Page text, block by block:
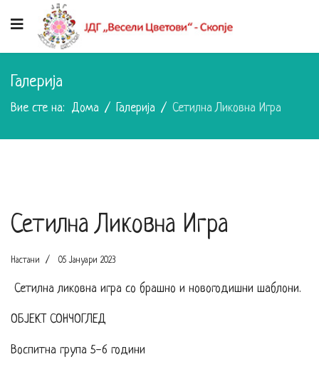
Галерија
Вие сте на: Дома Галерија Сетилна Ликовна Игра
Сетилна Ликовна Игра
Настани 05 Јануари 2023
Сетилна ликовна игра со брашно и новогодишни шаблони.
ОБЈЕКТ СОНЧОГЛЕД
Воспитна група 5-6 години